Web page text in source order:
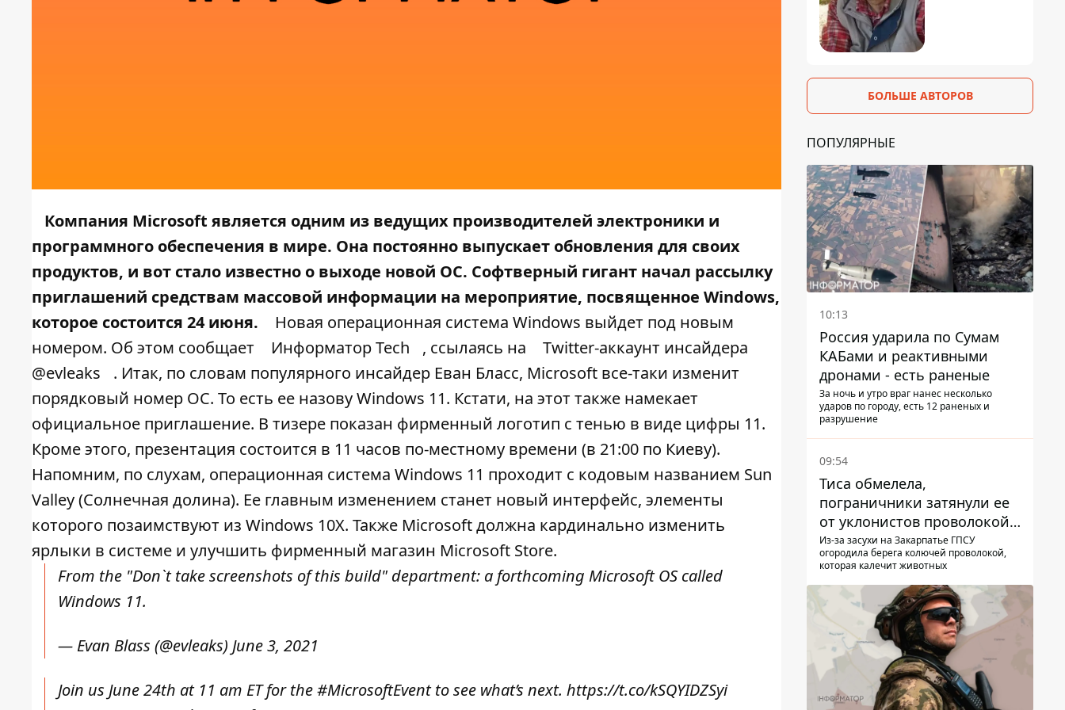
Компания Microsoft является одним из ведущих производителей электроники и
программного обеспечения в мире. Она постоянно выпускает обновления для своих
продуктов, и вот стало известно о выходе новой ОС. Софтверный гигант начал рассылку
приглашений средствам массовой информации на мероприятие, посвященное Windows,
которое состоится 24 июня.
Новая операционная система Windows выйдет под новым
номером. Об этом сообщает
Информатор Tech , ссылаясь на
Twitter-аккаунт инсайдера
@evleaks
. Итак, по словам популярного инсайдер Еван Бласс, Microsoft все-таки изменит
порядковый номер ОС. То есть ее назову Windows 11. Кстати, на этот также намекает
официальное приглашение. В тизере показан фирменный логотип с тенью в виде цифры 11.
Кроме этого, презентация состоится в 11 часов по-местному времени (в 21:00 по Киеву).
Напомним, по слухам, операционная система Windows 11 проходит с кодовым названием Sun
Valley (Солнечная долина). Ее главным изменением станет новый интерфейс, элементы
которого позаимствуют из Windows 10X. Также Microsoft должна кардинально изменить
ярлыки в системе и улучшить фирменный магазин Microsoft Store.
From the "Don`t take screenshots of this build" department: a forthcoming Microsoft OS called
Windows 11.
— Evan Blass (@evleaks) June 3, 2021
Join us June 24th at 11 am ET for the#MicrosoftEventto see what’s next. https://t.co/kSQYIDZSyi
БОЛЬШЕ АВТОРОВ
ПОПУЛЯРНЫЕ
10:13
Россия ударила по Сумам
КАБами и реактивными
дронами - есть раненые
За ночь и утро враг нанес несколько
ударов по городу, есть 12 раненых и
разрушение
09:54
Тиса обмелела,
пограничники затянули ее
от уклонистов проволокой
Егоза, которая убивает
диких животных -
тревогу
Из-за засухи на Закарпатье ГПСУ
огородила берега колючей проволокой,
которая калечит животных